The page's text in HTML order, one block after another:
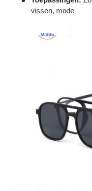
vissen, mode